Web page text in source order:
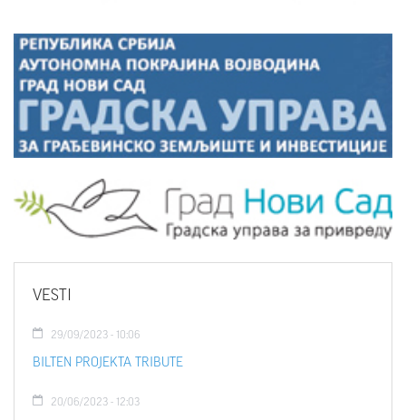
VESTI
29/09/2023 - 10:06
BILTEN PROJEKTA TRIBUTE
20/06/2023 - 12:03